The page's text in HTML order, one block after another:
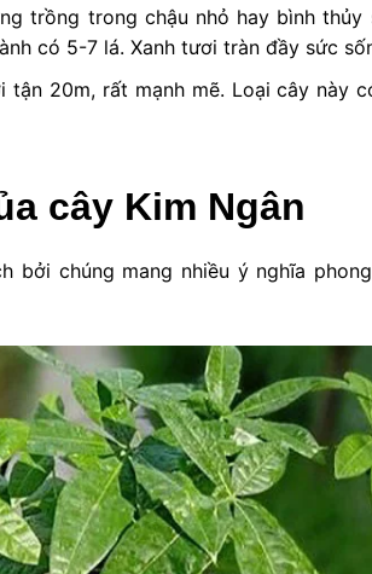
trồng trong chậu nhỏ hay bình thủy
có 5-7 lá. Xanh tươi tràn đầy sức
20m, rất mạnh mẽ. Loại cây này
cây Kim Ngân
bởi chúng mang nhiều ý nghĩa